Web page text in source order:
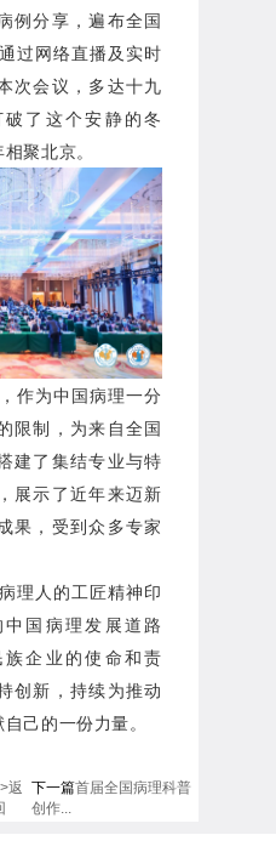
例分享，遍布全国
过网络直播及实时
次会议，多达十九
了这个安静的冬
聚北京。
作为中国病理一分
限制，为来自全国
建了集结专业与特
展示了近年来迈新
果，受到众多专家
理人的工匠精神印
国病理发展道路
族企业的使命和责
创新，持续为推动
己的一份力量。
返
下一篇首届全国病理科普
创作...